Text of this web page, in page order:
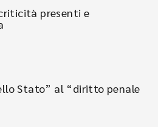
presenti e
Stato” al “diritto penale